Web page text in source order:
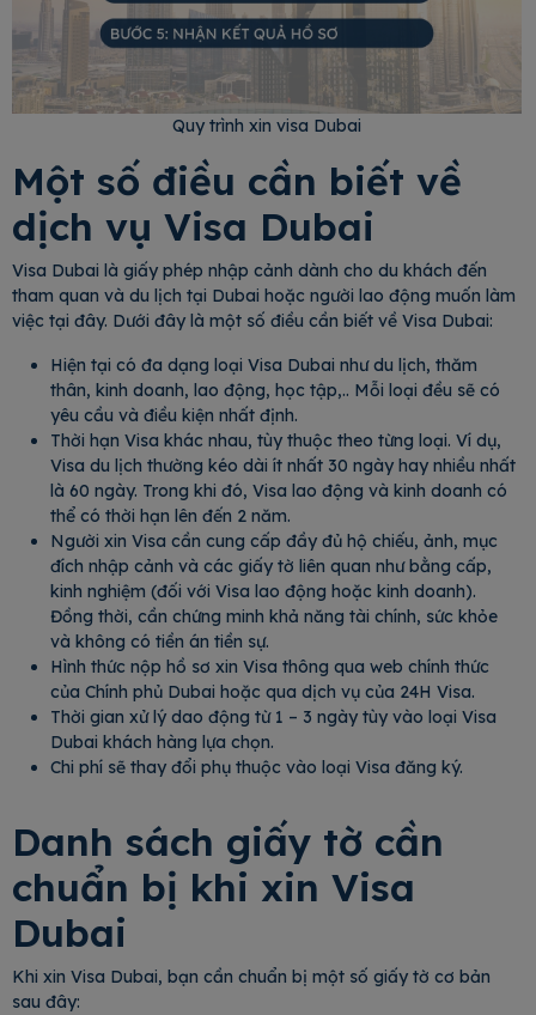
Quy trình xin visa Dubai
Một số điều cần biết về
dịch vụ Visa Dubai
Visa Dubai là giấy phép nhập cảnh dành cho du khách đến
tham quan và du lịch tại Dubai hoặc người lao động muốn làm
việc tại đây. Dưới đây là một số điều cần biết về Visa Dubai:
Hiện tại có đa dạng loại Visa Dubai như du lịch, thăm
thân, kinh doanh, lao động, học tập,.. Mỗi loại đều sẽ có
yêu cầu và điều kiện nhất định.
Thời hạn Visa khác nhau, tùy thuộc theo từng loại. Ví dụ,
Visa du lịch thường kéo dài ít nhất 30 ngày hay nhiều nhất
là 60 ngày. Trong khi đó, Visa lao động và kinh doanh có
thể có thời hạn lên đến 2 năm.
Người xin Visa cần cung cấp đầy đủ hộ chiếu, ảnh, mục
đích nhập cảnh và các giấy tờ liên quan như bằng cấp,
kinh nghiệm (đối với Visa lao động hoặc kinh doanh).
Đồng thời, cần chứng minh khả năng tài chính, sức khỏe
và không có tiền án tiền sự.
Hình thức nộp hồ sơ xin Visa thông qua web chính thức
của Chính phủ Dubai hoặc qua dịch vụ của 24H Visa.
Thời gian xử lý dao động từ 1 – 3 ngày tùy vào loại Visa
Dubai khách hàng lựa chọn.
Chi phí sẽ thay đổi phụ thuộc vào loại Visa đăng ký.
Danh sách giấy tờ cần
chuẩn bị khi xin Visa
Dubai
Khi xin Visa Dubai, bạn cần chuẩn bị một số giấy tờ cơ bản
sau đây: